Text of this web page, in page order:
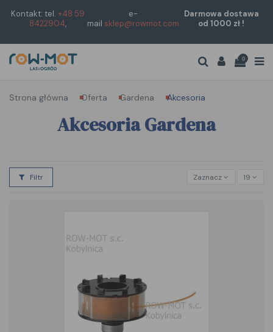
Kontakt: tel.+48 59
8422904,
e-
mail sklep@rowmot.com
Darmowa dostawa
od 1000 zł !
0
Strona główna Oferta Gardena Akcesoria
Akcesoria Gardena
Filtr Zaznacz 19